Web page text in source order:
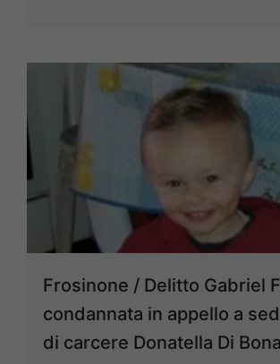
Frosinone / Delitto Gabriel
condannata in appello a
di carcere Donatella Di Bona